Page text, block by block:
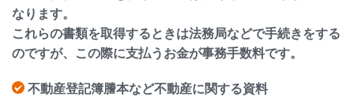
なります。
これらの書類を取得するときは法務局などで手続きをする
のですが、この際に支払うお金が事務手数料です。
不動産登記簿謄本など不動産に関する資料